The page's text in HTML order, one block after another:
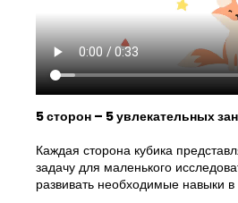
5 сторон – 5 увлекательных
Каждая сторона кубика
задачу для маленького
развивать необходимые навыки